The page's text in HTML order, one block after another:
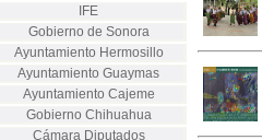
IFE
Gobierno de Sonora
Ayuntamiento Hermosillo
Ayuntamiento Guaymas
Ayuntamiento Cajeme
Gobierno Chihuahua
Cámara Diputados